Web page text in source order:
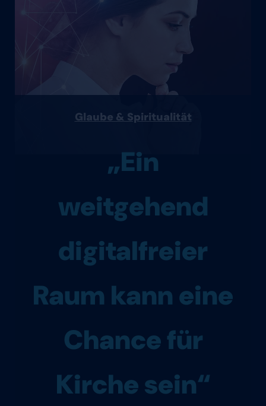
Glaube & Spiritualität
„Ein
weitgehend
digitalfreier
Raum kann eine
Chance für
Kirche sein“